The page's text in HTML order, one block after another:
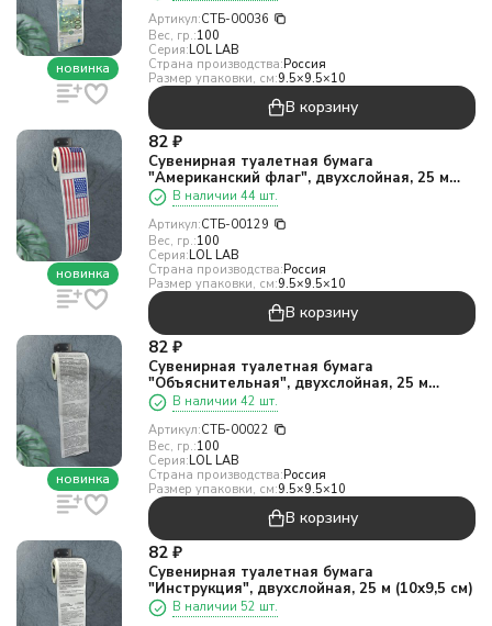
новинка
Артикул:СТБ-00036
Вес, гр.:100
Серия:LOL LAB
Страна производства:Россия
Размер упаковки, см:9.5×9.5×10
В корзину
новинка
82 ₽
Сувенирная туалетная бумага
"Американский флаг", двухслойная, 25 м
(10х9,5 см)
В наличии 44 шт.
Артикул:СТБ-00129
Вес, гр.:100
Серия:LOL LAB
Страна производства:Россия
Размер упаковки, см:9.5×9.5×10
В корзину
новинка
82 ₽
Сувенирная туалетная бумага
"Объяснительная", двухслойная, 25 м
(10х9,5 см)
В наличии 42 шт.
Артикул:СТБ-00022
Вес, гр.:100
Серия:LOL LAB
Страна производства:Россия
Размер упаковки, см:9.5×9.5×10
В корзину
82 ₽
Сувенирная туалетная бумага
"Инструкция", двухслойная, 25 м (10х9,5 см)
В наличии 52 шт.